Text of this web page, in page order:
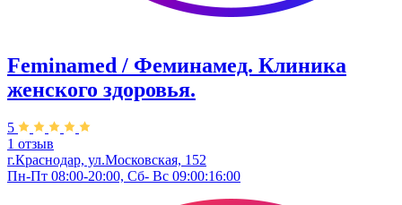
Feminamed / Феминамед. Клиника
женского здоровья.
5
1 отзыв
г.Краснодар, ул.Московская, 152
Пн-Пт 08:00-20:00, Сб- Вс 09:00:16:00